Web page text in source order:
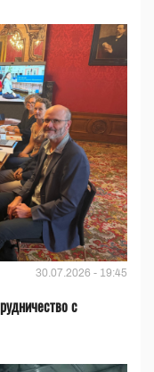
30.07.2026 - 19:45
с